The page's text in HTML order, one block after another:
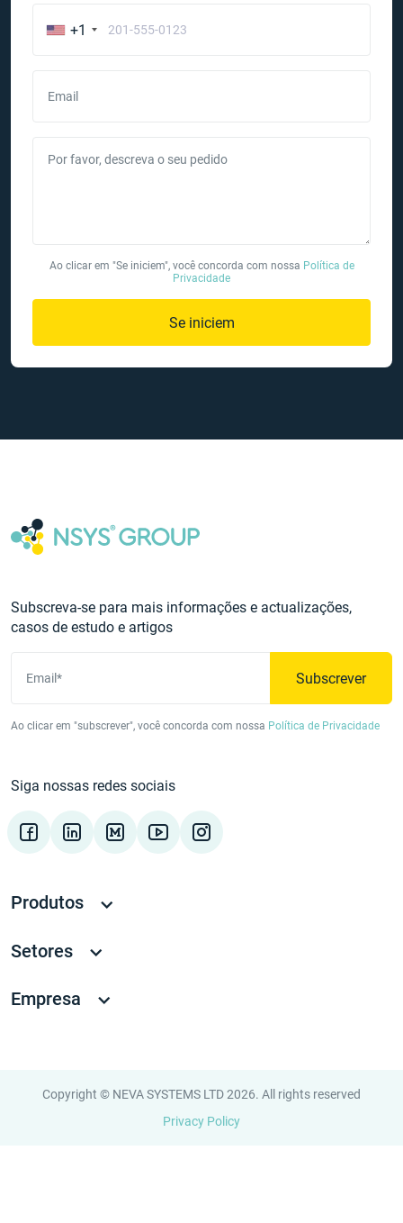
+1
Email
Por favor, descreva o seu pedido
Ao clicar em "Se iniciem", você concorda com nossa Política de
Privacidade
Se iniciem
Subscreva-se para mais informações e actualizações,
casos de estudo e artigos
Email* Subscrever
Ao clicar em "subscrever", você concorda com nossa Política de Privacidade
Siga nossas redes sociais
Produtos
Setores
Empresa
Copyright © NEVA SYSTEMS LTD 2026. All rights reserved
Privacy Policy